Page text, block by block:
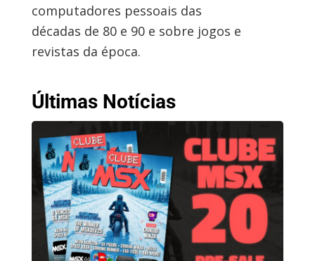
computadores pessoais das
décadas de 80 e 90 e sobre jogos e
revistas da época.
Últimas Notícias